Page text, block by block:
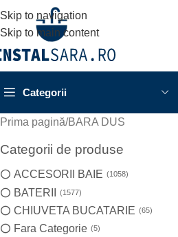
Skip to navigation
Skip to main content
Categorii
Prima pagină BARA DUS
Categorii de produse
ACCESORII BAIE 1058
BATERII 1577
CHIUVETA BUCATARIE 65
Fara Categorie 5